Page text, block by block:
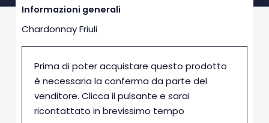
Informazioni generali
Chardonnay Friuli
Prima di poter acquistare questo prodotto
è necessaria la conferma da parte del
venditore. Clicca il pulsante e sarai
ricontattato in brevissimo tempo